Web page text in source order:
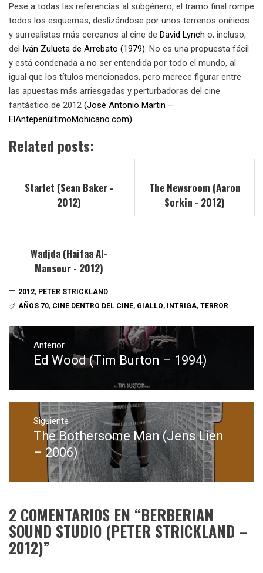
Pese a todas las referencias al subgénero, el tramo final rompe
todos los esquemas, deslizándose por unos terrenos oníricos
y surrealistas más cercanos al cine de David Lynch o, incluso,
del Iván Zulueta de Arrebato (1979). No es una propuesta fácil
y está condenada a no ser entendida por todo el mundo, al
igual que los títulos mencionados, pero merece figurar entre
las apuestas más arriesgadas y perturbadoras del cine
fantástico de 2012 (José Antonio Martin –
ElAntepenúltimoMohicano.com)
Related posts:
Starlet (Sean Baker -
2012)
The Newsroom (Aaron
Sorkin - 2012)
Wadjda (Haifaa Al-
Mansour - 2012)
2012, PETER STRICKLAND
AÑOS 70, CINE DENTRO DEL CINE, GIALLO, INTRIGA, TERROR
Navegación
de
entradas
Anterior
Entrada
Ed Wood (Tim Burton – 1994)
Siguiente
Entrada
siguiente:
The Bothersome Man (Jens Lien
– 2006)
2 COMENTARIOS EN “BERBERIAN
SOUND STUDIO (PETER STRICKLAND –
2012)”